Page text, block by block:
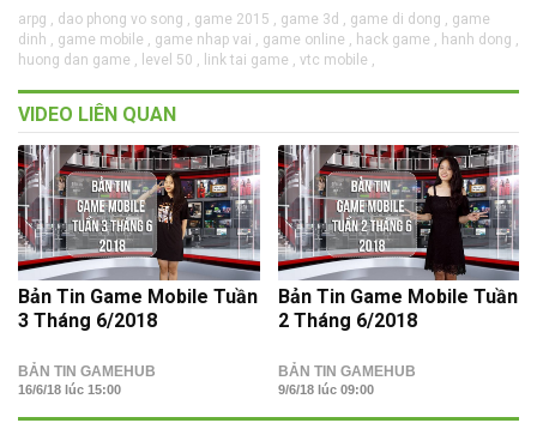
arpg , dao phong vo song , game 2015 , game 3d , game di dong , game
dinh , game mobile , game nhap vai , game online , hack game , hanh dong ,
huong dan game , level 50 , link tai game , vtc mobile ,
VIDEO LIÊN QUAN
Bản Tin Game Mobile Tuần
3 Tháng 6/2018
BẢN TIN GAMEHUB
16/6/18 lúc 15:00
Bản Tin Game Mobile Tuần
2 Tháng 6/2018
BẢN TIN GAMEHUB
9/6/18 lúc 09:00